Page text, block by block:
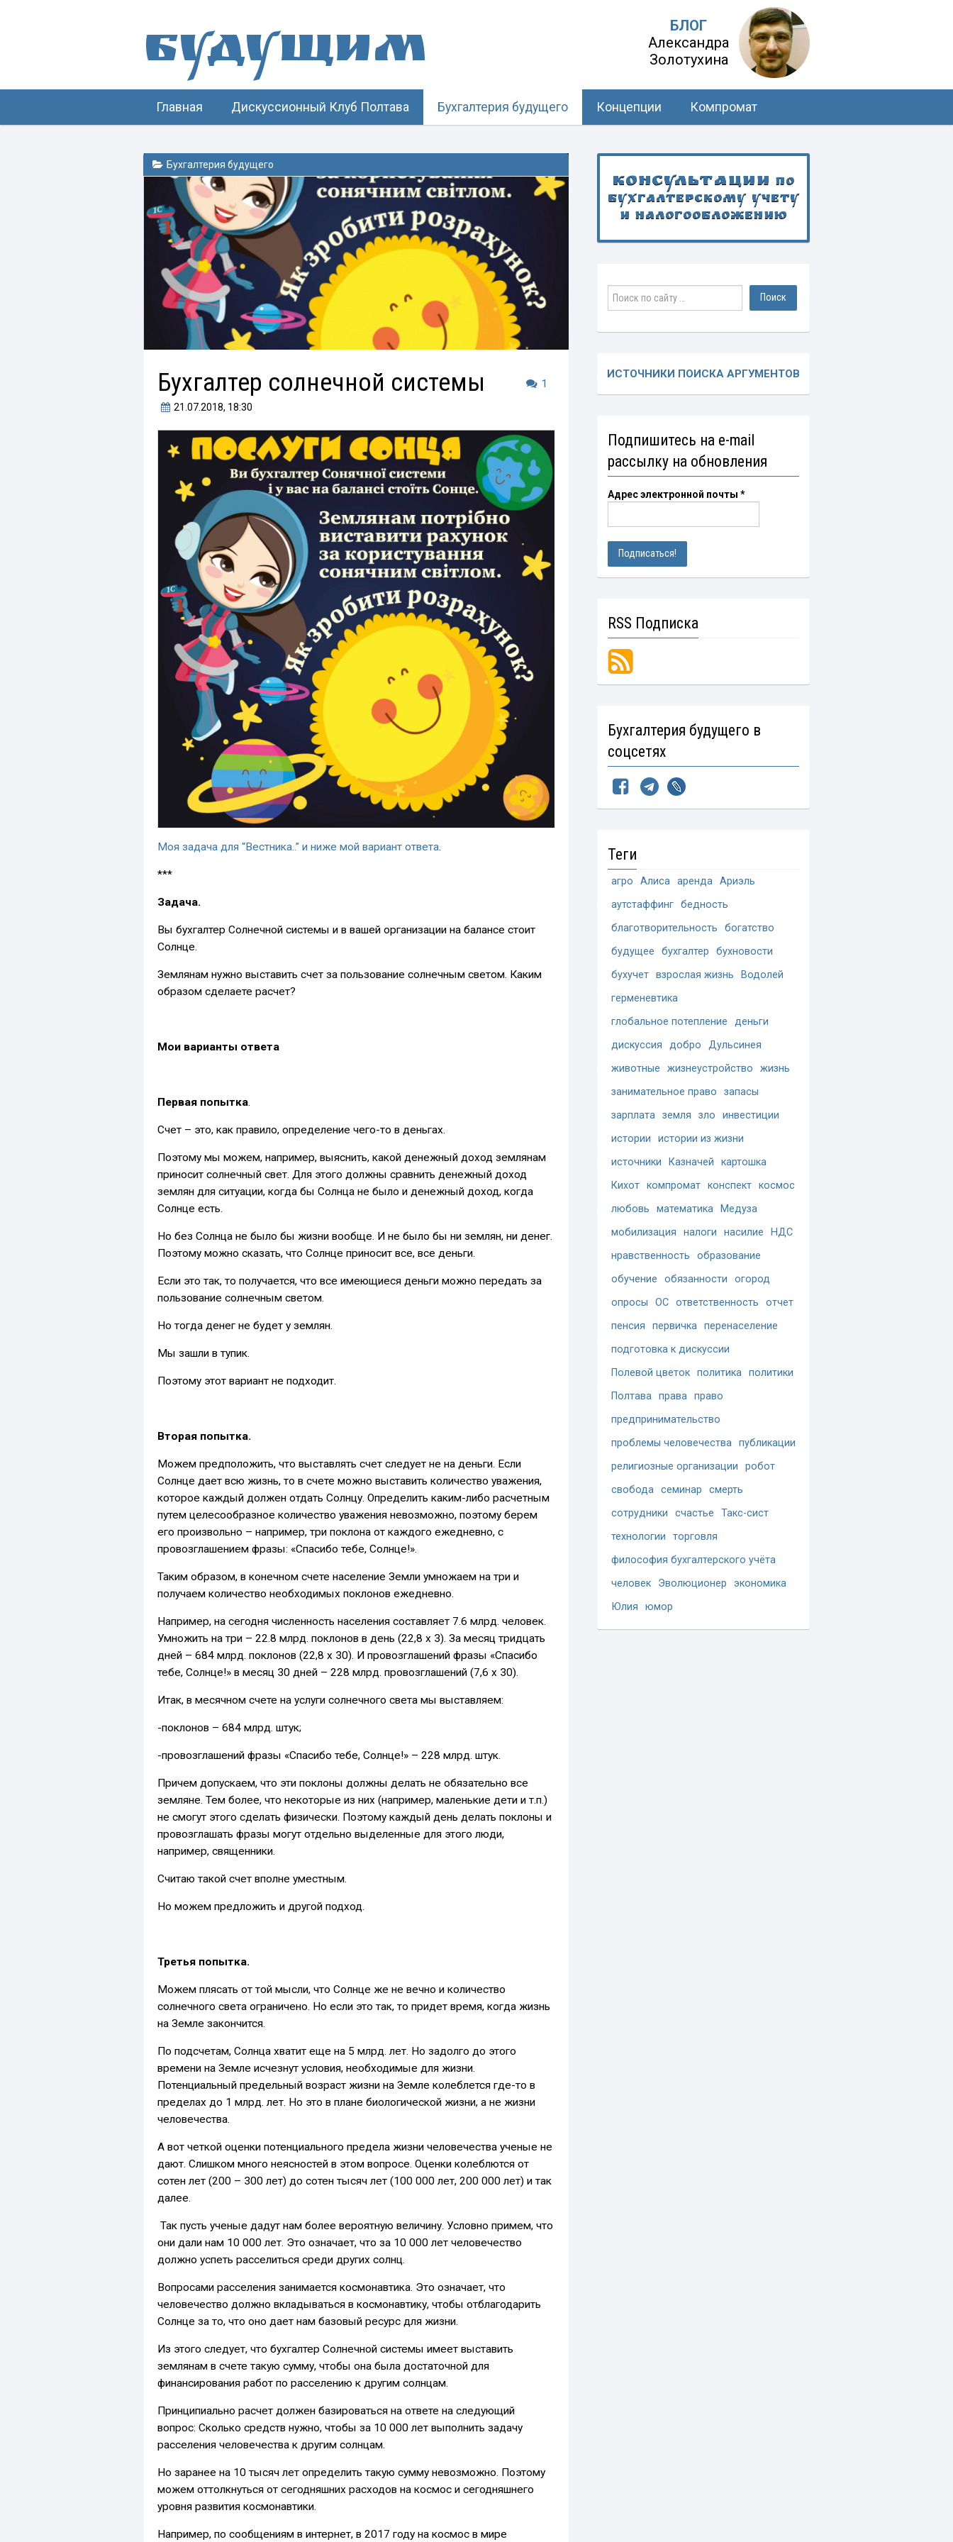
Будущим
БЛОГ
Александра
Золотухина
Главная Дискуссионный Клуб Полтава Бухгалтерия будущего Концепции Компромат
Бухгалтерия будущего
1
Бухгалтер солнечной системы
21.07.2018, 18:30
Моя задача для “Вестника..” и ниже мой вариант ответа
***
Задача.
Вы бухгалтер Солнечной системы и в вашей организации на балансе стоит
Солнце.
Землянам нужно выставить счет за пользование солнечным светом. Каким
образом сделаете расчет?
Мои варианты ответа
Первая попытка
Счет – это, как правило, определение чего-то в деньгах.
Поэтому мы можем, например, выяснить, какой денежный доход землянам
приносит солнечный свет. Для этого должны сравнить денежный доход
землян для ситуации, когда бы Солнца не было и денежный доход, когда
Солнце есть.
Но без Солнца не было бы жизни вообще. И не было бы ни землян, ни денег.
Поэтому можно сказать, что Солнце приносит все, все деньги.
Если это так, то получается, что все имеющиеся деньги можно передать за
пользование солнечным светом.
Но тогда денег не будет у землян.
Мы зашли в тупик.
Поэтому этот вариант не подходит.
Вторая попытка.
Можем предположить, что выставлять счет следует не на деньги. Если
Солнце дает всю жизнь, то в счете можно выставить количество уважения,
которое каждый должен отдать Солнцу. Определить каким-либо расчетным
путем целесообразное количество уважения невозможно, поэтому берем
его произвольно – например, три поклона от каждого ежедневно, с
провозглашением фразы: «Спасибо тебе, Солнце!».
Таким образом, в конечном счете население Земли умножаем на три и
получаем количество необходимых поклонов ежедневно.
Например, на сегодня численность населения составляет 7.6 млрд. человек.
Умножить на три – 22.8 млрд. поклонов в день (22,8 х 3). За месяц тридцать
дней – 684 млрд. поклонов (22,8 х 30). И провозглашений фразы «Спасибо
тебе, Солнце!» в месяц 30 дней – 228 млрд. провозглашений (7,6 х 30).
Итак, в месячном счете на услуги солнечного света мы выставляем:
-поклонов – 684 млрд. штук;
-провозглашений фразы «Спасибо тебе, Солнце!» – 228 млрд. штук.
Причем допускаем, что эти поклоны должны делать не обязательно все
земляне. Тем более, что некоторые из них (например, маленькие дети и т.п.)
не смогут этого сделать физически. Поэтому каждый день делать поклоны и
провозглашать фразы могут отдельно выделенные для этого люди,
например, священники.
Считаю такой счет вполне уместным.
Но можем предложить и другой подход.
Третья попытка.
Можем плясать от той мысли, что Солнце же не вечно и количество
солнечного света ограничено. Но если это так, то придет время, когда жизнь
на Земле закончится.
По подсчетам, Солнца хватит еще на 5 млрд. лет. Но задолго до этого
времени на Земле исчезнут условия, необходимые для жизни.
Потенциальный предельный возраст жизни на Земле колеблется где-то в
пределах до 1 млрд. лет. Но это в плане биологической жизни, а не жизни
человечества.
А вот четкой оценки потенциального предела жизни человечества ученые не
дают. Слишком много неясностей в этом вопросе. Оценки колеблются от
сотен лет (200 – 300 лет) до сотен тысяч лет (100 000 лет, 200 000 лет) и так
далее.
Так пусть ученые дадут нам более вероятную величину. Условно примем, что
они дали нам 10 000 лет. Это означает, что за 10 000 лет человечество
должно успеть расселиться среди других солнц.
Вопросами расселения занимается космонавтика. Это означает, что
человечество должно вкладываться в космонавтику, чтобы отблагодарить
Солнце за то, что оно дает нам базовый ресурс для жизни.
Из этого следует, что бухгалтер Солнечной системы имеет выставить
землянам в счете такую ​​сумму, чтобы она была достаточной для
финансирования работ по расселению к другим солнцам.
Принципиально расчет должен базироваться на ответе на следующий
вопрос: Сколько средств нужно, чтобы за 10 000 лет выполнить задачу
расселения человечества к другим солнцам.
Но заранее на 10 тысяч лет определить такую ​​сумму невозможно. Поэтому
можем оттолкнуться от сегодняшних расходов на космос и сегодняшнего
уровня развития космонавтики.
Например, по сообщениям в интернет, в 2017 году на космос в мире
Консультации по
бухгалтерскому учету
и налогообложению
ИСТОЧНИКИ ПОИСКА АРГУМЕНТОВ
Подпишитесь на e-mail
рассылку на обновления
Адрес электронной почты *
RSS Подписка
Бухгалтерия будущего в
соцсетях
Теги
агро Алиса аренда Ариэль
аутстаффинг бедность
благотворительность
богатство
будущее
бухгалтер
бухновости
бухучет взрослая жизнь
Водолей
герменевтика
глобальное потепление
деньги
дискуссия
добро
Дульсинея
животные
жизнеустройство
жизнь
занимательное право
запасы
зарплата земля зло
инвестиции
истории
истории из жизни
источники
Казначей
картошка
Кихот компромат конспект космос
любовь
математика
Медуза
мобилизация
налоги насилие
НДС
нравственность
образование
обучение
обязанности
огород
опросы
ОС ответственность
отчет
пенсия
первичка перенаселение
подготовка к дискуссии
Полевой цветок политика политики
Полтава права право
предпринимательство
проблемы человечества публикации
религиозные организации
робот
свобода семинар
смерть
сотрудники
счастье
Такс-сист
технологии
торговля
философия бухгалтерского учёта
человек
Эволюционер
экономика
Юлия
юмор